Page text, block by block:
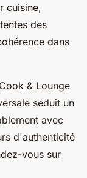
cuisine,
des
dans
& Lounge
séduit un
avec
d'authenticité
vous sur